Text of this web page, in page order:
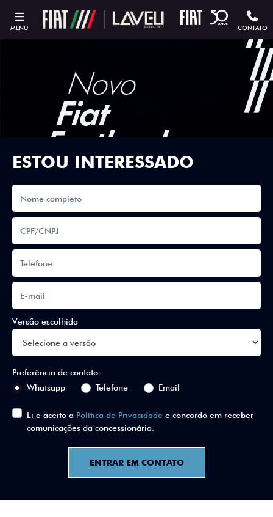
MENU CONTATO
ESTOU INTERESSADO
Versão escolhida
Preferência de contato:
Whatsapp
Telefone Email
Li e aceito a Política de Privacidade e concordo em receber
comunicações da concessionária.
ENTRAR EM CONTATO